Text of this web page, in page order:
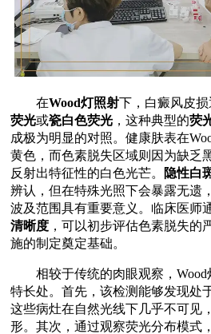
在Wood灯照射下，白癜风皮
荧光或瓷白色荧光 ，这种典型的荧
成极为明显的对照。健康肤表在
黄色，而色素脱失区域则因为缺乏
反射出特征性的白色光芒。 隐性白
辨认，但在特殊光照下会暴露无遗
波及范围具有重要意义。临床医师
清晰度 ，可以初步评估色素脱失的
施的制定奠定基础。
相较于传统的肉眼观察，
特长处。首先，该检测能够发现处
这些病灶在自然光线下几乎不可见
形。其次，通过观察荧光分布模式